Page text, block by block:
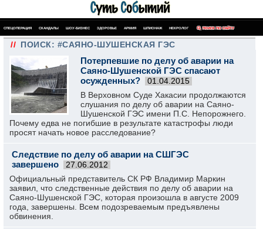
СПЕЦОПЕРАЦИЯ СКАНДАЛЫ ШОУ-БИЗНЕС ЗДОРОВЬЕ АРМИЯ ШПИОНАЖ НЕКРОЛОГ ПОИСК ПО САЙТУ
// ПОИСК: #САЯНО-ШУШЕНСКАЯ ГЭС
Потерпевшие по делу об аварии на
Саяно-Шушенской ГЭС спасают
осужденных?
01.04.2015
В Верховном Суде Хакасии продолжаются
слушания по делу об аварии на Саяно-
Шушенской ГЭС имени П.С. Непорожнего.
Почему едва не погибшие в результате катастрофы люди
просят начать новое расследование?
Следствие по делу об аварии на СШГЭС
завершено
27.06.2012
Официальный представитель СК РФ Владимир Маркин
заявил, что следственные действия по делу об аварии на
Саяно-Шушенской ГЭС, которая произошла в августе 2009
года, завершены. Всем подозреваемым предъявлены
обвинения.